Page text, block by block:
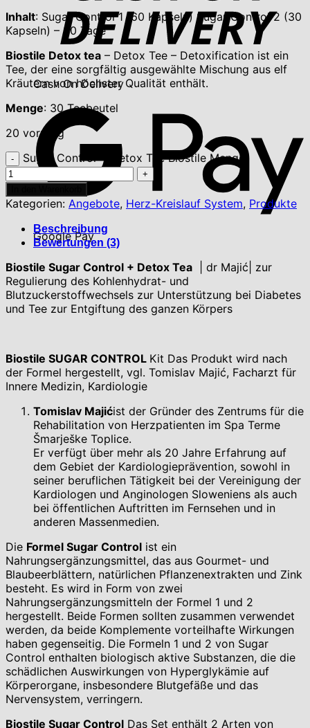
Cash On Delivery
Google Pay
Inhalt: Sugar Control 1 (60 Kapseln) Sugar Control 2 (30
Kapseln) – 30 Tage
Biostile Detox tea – Detox Tee – Detoxification ist ein
Tee, der eine sorgfältig ausgewählte Mischung aus elf
Kräutern von höchster Qualität enthält.
Menge: 30 Teebeutel
20 vorrätig
Sugar Control + Detox Tee Biostile Menge
Kategorien: Angebote, Herz-Kreislauf System, Produkte
Beschreibung
Bewertungen (3)
Biostile Sugar Control + Detox Tea | dr Majić| zur
Regulierung des Kohlenhydrat- und
Blutzuckerstoffwechsels zur Unterstützung bei Diabetes
und Tee zur Entgiftung des ganzen Körpers
Biostile SUGAR CONTROL Kit Das Produkt wird nach
der Formel hergestellt, vgl. Tomislav Majić, Facharzt für
Innere Medizin, Kardiologie
Tomislav Majićist der Gründer des Zentrums für die
Rehabilitation von Herzpatienten im Spa Terme
Šmarješke Toplice.
Er verfügt über mehr als 20 Jahre Erfahrung auf
dem Gebiet der Kardiologieprävention, sowohl in
seiner beruflichen Tätigkeit bei der Vereinigung der
Kardiologen und Anginologen Sloweniens als auch
bei öffentlichen Auftritten im Fernsehen und in
anderen Massenmedien.
Die Formel Sugar Control ist ein
Nahrungsergänzungsmittel, das aus Gourmet- und
Blaubeerblättern, natürlichen Pflanzenextrakten und Zink
besteht. Es wird in Form von zwei
Nahrungsergänzungsmitteln der Formel 1 und 2
hergestellt. Beide Formen sollten zusammen verwendet
werden, da beide Komplemente vorteilhafte Wirkungen
haben gegenseitig. Die Formeln 1 und 2 von Sugar
Control enthalten biologisch aktive Substanzen, die die
schädlichen Auswirkungen von Hyperglykämie auf
Körperorgane, insbesondere Blutgefäße und das
Nervensystem, verringern.
Biostile Sugar Control Das Set enthält 2 Arten von